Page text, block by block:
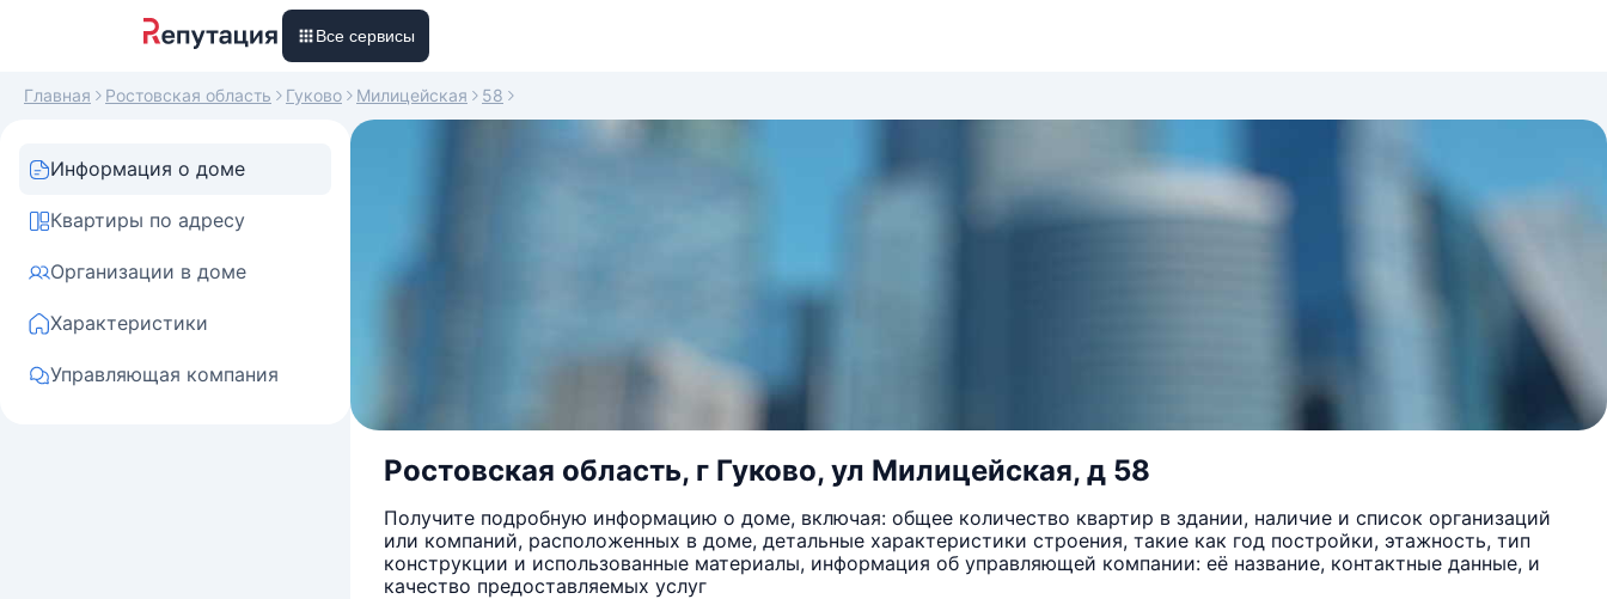
Все сервисы
Главная Ростовская область Гуково Милицейская 58
Информация о доме
Квартиры по адресу
Организации в доме
Характеристики
Управляющая компания
Ростовская область, г Гуково, ул Милицейская, д 58
Получите подробную информацию о доме, включая: общее количество квартир в здании, наличие и список организаций
или компаний, расположенных в доме, детальные характеристики строения, такие как год постройки, этажность, тип
конструкции и использованные материалы, информация об управляющей компании: её название, контактные данные, и
качество предоставляемых услуг